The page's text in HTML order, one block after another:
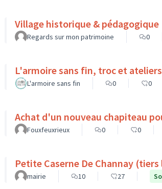
Village historique & pédagogique
Regards sur mon patrimoine 0
L'armoire sans fin, troc et
L'armoire sans fin 0 0
Achat d'un nouveau chapiteau
Fouxfeuxrieux 0 0
Petite Caserne De Channay
mairie 10 27